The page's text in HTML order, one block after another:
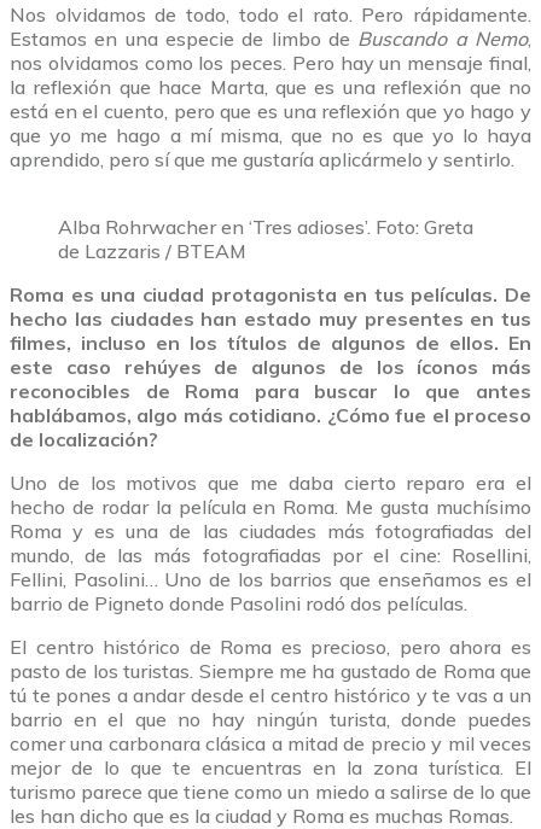
Nos olvidamos de todo, todo el rato. Pero rápidamente.
Estamos en una especie de limbo de Buscando a Nemo,
nos olvidamos como los peces. Pero hay un mensaje final,
la reflexión que hace Marta, que es una reflexión que no
está en el cuento, pero que es una reflexión que yo hago y
que yo me hago a mí misma, que no es que yo lo haya
aprendido, pero sí que me gustaría aplicármelo y sentirlo.
Alba Rohrwacher en ‘Tres adioses’. Foto: Greta
de Lazzaris / BTEAM
Roma es una ciudad protagonista en tus películas. De
hecho las ciudades han estado muy presentes en tus
filmes, incluso en los títulos de algunos de ellos. En
este caso rehúyes de algunos de los íconos más
reconocibles de Roma para buscar lo que antes
hablábamos, algo más cotidiano. ¿Cómo fue el proceso
de localización?
Uno de los motivos que me daba cierto reparo era el
hecho de rodar la película en Roma. Me gusta muchísimo
Roma y es una de las ciudades más fotografiadas del
mundo, de las más fotografiadas por el cine: Rosellini,
Fellini, Pasolini… Uno de los barrios que enseñamos es el
barrio de Pigneto donde Pasolini rodó dos películas.
El centro histórico de Roma es precioso, pero ahora es
pasto de los turistas. Siempre me ha gustado de Roma que
tú te pones a andar desde el centro histórico y te vas a un
barrio en el que no hay ningún turista, donde puedes
comer una carbonara clásica a mitad de precio y mil veces
mejor de lo que te encuentras en la zona turística. El
turismo parece que tiene como un miedo a salirse de lo que
les han dicho que es la ciudad y Roma es muchas Romas.